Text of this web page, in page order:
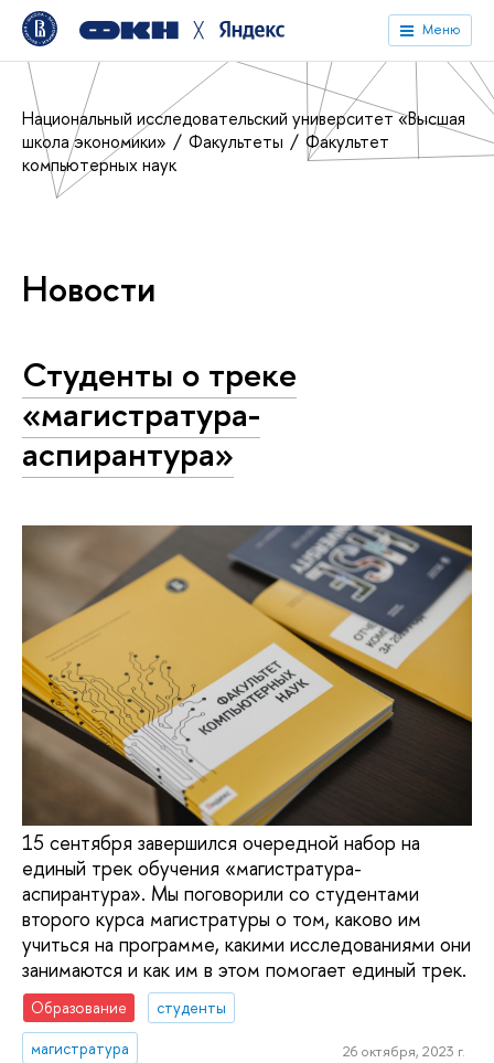
╳ Меню
Национальный исследовательский университет «Высшая
школа экономики»
Факультеты
Факультет
компьютерных наук
Новости
Студенты о треке
«‎магистратура-
аспирантура»‎
15 сентября завершился очередной набор на
единый трек обучения «магистратура-
аспирантура»‎. Мы поговорили со студентами
второго курса магистратуры о том, каково им
учиться на программе, какими исследованиями они
занимаются и как им в этом помогает единый трек.
Образование
студенты
магистратура
26 октября, 2023 г.